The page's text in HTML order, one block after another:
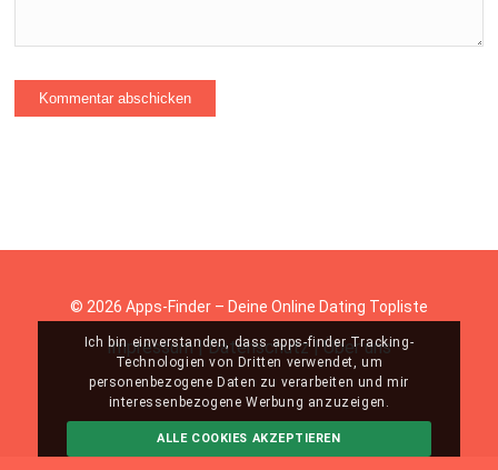
© 2026 Apps-Finder – Deine Online Dating Topliste
Impressum|Datenschutz|Über uns
Ich bin einverstanden, dass apps-finder Tracking-
Technologien von Dritten verwendet, um
personenbezogene Daten zu verarbeiten und mir
interessenbezogene Werbung anzuzeigen.
ALLE COOKIES AKZEPTIEREN